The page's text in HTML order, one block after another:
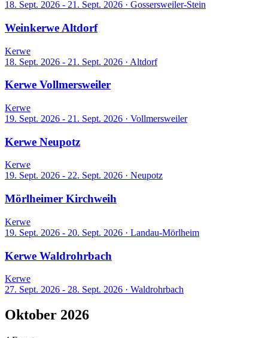
18. Sept. 2026 - 21. Sept. 2026 · Gossersweiler-Stein
Weinkerwe Altdorf
Kerwe
18. Sept. 2026 - 21. Sept. 2026 · Altdorf
Kerwe Vollmersweiler
Kerwe
19. Sept. 2026 - 21. Sept. 2026 · Vollmersweiler
Kerwe Neupotz
Kerwe
19. Sept. 2026 - 22. Sept. 2026 · Neupotz
Mörlheimer Kirchweih
Kerwe
19. Sept. 2026 - 20. Sept. 2026 · Landau-Mörlheim
Kerwe Waldrohrbach
Kerwe
27. Sept. 2026 - 28. Sept. 2026 · Waldrohrbach
Oktober 2026